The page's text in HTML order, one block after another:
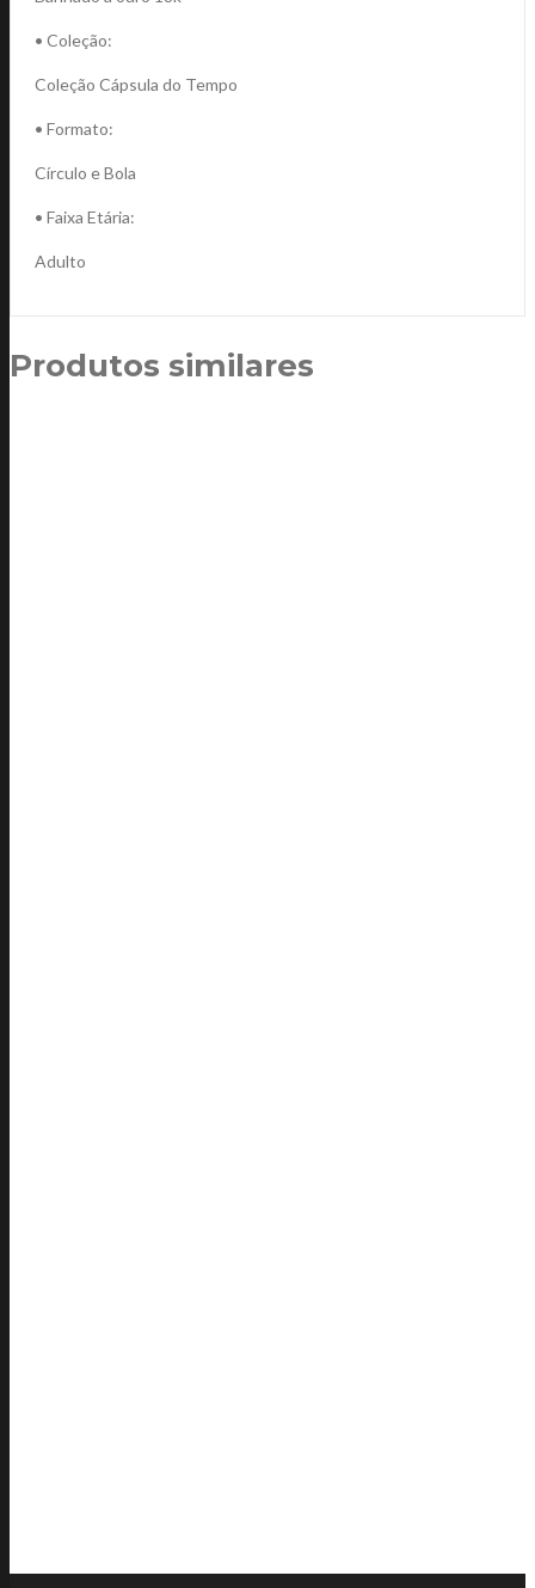
• Coleção:
Coleção Cápsula do Tempo
• Formato:
Círculo e Bola
• Faixa Etária:
Adulto
Produtos similares